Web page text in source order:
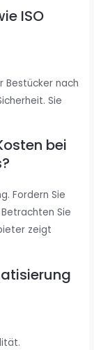
ISO
Bestücker nach
Sie
bei
Fordern Sie
Sie
zeigt